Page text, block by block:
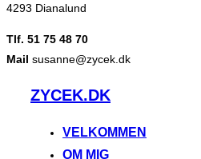
4293 Dianalund
Tlf. 51 75 48 70
Mail susanne@zycek.dk
VidereZYCEK.DK
VELKOMMEN
OM MIG